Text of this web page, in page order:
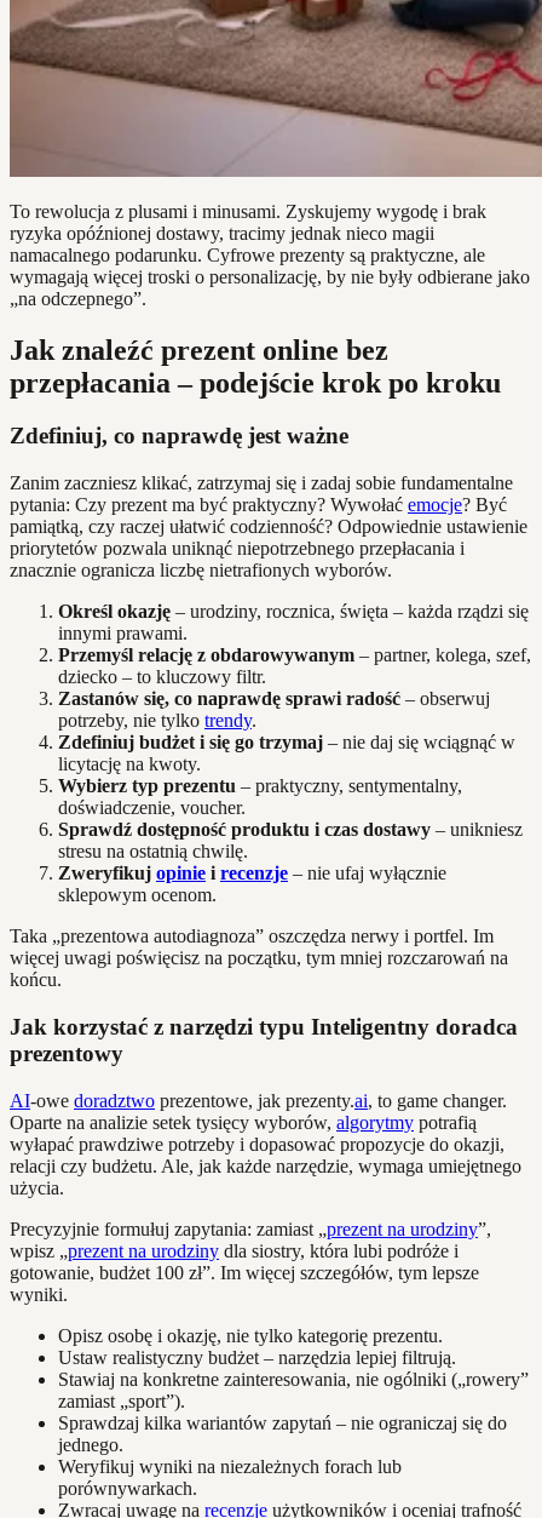
To rewolucja z plusami i minusami. Zyskujemy wygodę i brak
ryzyka opóźnionej dostawy, tracimy jednak nieco magii
namacalnego podarunku. Cyfrowe prezenty są praktyczne, ale
wymagają więcej troski o personalizację, by nie były odbierane jako
„na odczepnego”.
Jak znaleźć prezent online bez
przepłacania – podejście krok po kroku
Zdefiniuj, co naprawdę jest ważne
Zanim zaczniesz klikać, zatrzymaj się i zadaj sobie fundamentalne
pytania: Czy prezent ma być praktyczny? Wywołać emocje? Być
pamiątką, czy raczej ułatwić codzienność? Odpowiednie ustawienie
priorytetów pozwala uniknąć niepotrzebnego przepłacania i
znacznie ogranicza liczbę nietrafionych wyborów.
Określ okazję – urodziny, rocznica, święta – każda rządzi się
innymi prawami.
Przemyśl relację z obdarowywanym – partner, kolega, szef,
dziecko – to kluczowy filtr.
Zastanów się, co naprawdę sprawi radość – obserwuj
potrzeby, nie tylko trendy.
Zdefiniuj budżet i się go trzymaj – nie daj się wciągnąć w
licytację na kwoty.
Wybierz typ prezentu – praktyczny, sentymentalny,
doświadczenie, voucher.
Sprawdź dostępność produktu i czas dostawy – unikniesz
stresu na ostatnią chwilę.
Zweryfikuj opinie i recenzje – nie ufaj wyłącznie
sklepowym ocenom.
Taka „prezentowa autodiagnoza” oszczędza nerwy i portfel. Im
więcej uwagi poświęcisz na początku, tym mniej rozczarowań na
końcu.
Jak korzystać z narzędzi typu Inteligentny doradca
prezentowy
AI-owe doradztwo prezentowe, jak prezenty.ai, to game changer.
Oparte na analizie setek tysięcy wyborów, algorytmy potrafią
wyłapać prawdziwe potrzeby i dopasować propozycje do okazji,
relacji czy budżetu. Ale, jak każde narzędzie, wymaga umiejętnego
użycia.
Precyzyjnie formułuj zapytania: zamiast „prezent na urodziny”,
wpisz „prezent na urodziny dla siostry, która lubi podróże i
gotowanie, budżet 100 zł”. Im więcej szczegółów, tym lepsze
wyniki.
Opisz osobę i okazję, nie tylko kategorię prezentu.
Ustaw realistyczny budżet – narzędzia lepiej filtrują.
Stawiaj na konkretne zainteresowania, nie ogólniki („rowery”
zamiast „sport”).
Sprawdzaj kilka wariantów zapytań – nie ograniczaj się do
jednego.
Weryfikuj wyniki na niezależnych forach lub
porównywarkach.
Zwracaj uwagę na recenzje użytkowników i oceniaj trafność